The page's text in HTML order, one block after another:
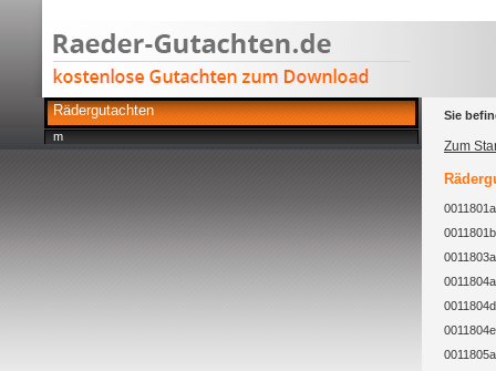
Rädergutachten
m
Sie
Zum